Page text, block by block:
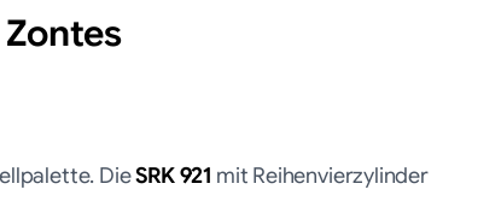
DieSRK 921mit Reihenvierzylinder